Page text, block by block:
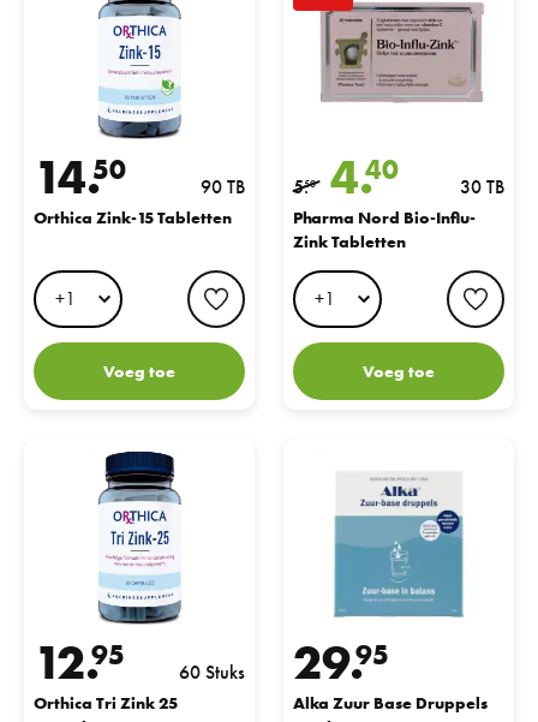
14.50 90 TB
Orthica Zink-15 Tabletten
favorite button
Voeg toe
5.
50 4.40 30 TB
Pharma Nord Bio-Influ-
Zink Tabletten
Voeg toe
Orthica Tri Zink 25 Capsules
12.
95 60 Stuks
Orthica Tri Zink 25
29.
95
Alka Zuur Base Druppels